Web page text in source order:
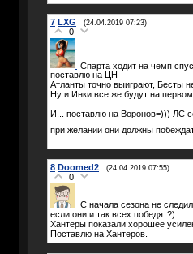
7 LXG (24.04.2019 07:23)
0
Спарта ходит на чемп
поставлю на ЦН
Атланты точно выиграют, Бесты
Ну и Инки все же будут на
И... поставлю на Воронов=))) ЛС
при желании они должны
8 Doomed2 (24.04.2019 07:55)
0
С начала сезона не
если они и так всех победят?)
Хантеры показали хорошее
Поставлю на Хантеров.